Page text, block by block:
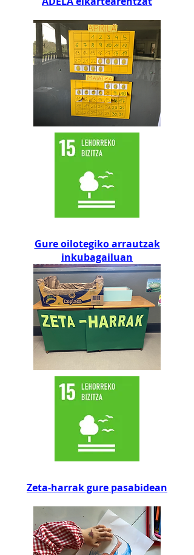
Gure oilotegiko arrautzak
inkubagailuan
Zeta-harrak gure pasabidean